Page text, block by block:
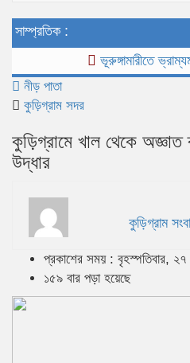
সাম্প্রতিক :
ভূরুঙ্গামারীতে ভ্রাম্যমাণ
নীড় পাতা
কুড়িগ্রাম সদর
কুড়িগ্রামে খাল থেকে
উদ্ধার
কুড়িগ্রাম
প্রকাশের সময় : বৃহস্পতিবার,
১৫৯ বার পড়া হয়েছে